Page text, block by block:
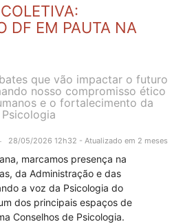
DF EM PAUTA NA
que vão impactar o futuro
nosso compromisso ético
e o fortalecimento da
Psicologia
28/05/2026 12h32 - Atualizado em 2 meses
marcamos presença na
da Administração e das
a voz da Psicologia do
dos principais espaços de
Conselhos de Psicologia.